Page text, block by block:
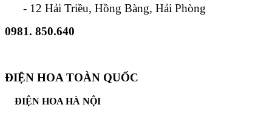
- 12 Hải Triều, Hồng Bàng, Hải Phòng
0981. 850.640
ĐIỆN HOA TOÀN QUỐC
ĐIỆN HOA HÀ NỘI